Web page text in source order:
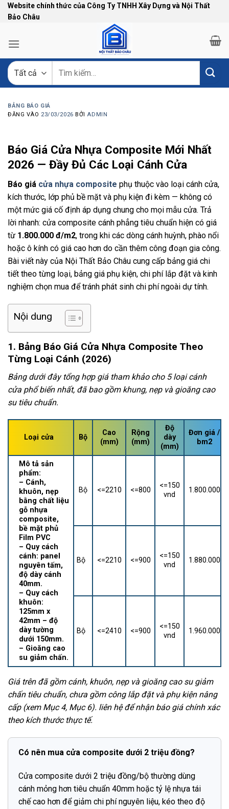
Bỏ
qua
dung
Website chính thức của Công Ty TNHH Xây Dựng và Nội Thất
Bảo Châu
kiếm:
BẢNG BÁO GIÁ
ĐĂNG VÀO 23/03/2026 BỞIADMIN
Báo Giá Cửa Nhựa Composite Mới Nhất
2026 — Đầy Đủ Các Loại Cánh Cửa
Báo giá cửa nhựa composite phụ thuộc vào loại cánh cửa,
kích thước, lớp phủ bề mặt và phụ kiện đi kèm — không có
một mức giá cố định áp dụng chung cho mọi mẫu cửa. Trả
lời nhanh: cửa composite cánh phẳng tiêu chuẩn hiện có giá
từ 1.800.000 đ/m2, trong khi các dòng cánh huỳnh, phào nổi
hoặc ô kính có giá cao hơn do cần thêm công đoạn gia công.
Bài viết này của Nội Thất Bảo Châu cung cấp bảng giá chi
tiết theo từng loại, bảng giá phụ kiện, chi phí lắp đặt và kinh
nghiệm chọn mua để tránh phát sinh chi phí ngoài dự tính.
Nội dung
1. Bảng Báo Giá Cửa Nhựa Composite Theo
Từng Loại Cánh (2026)
Bảng dưới đây tổng hợp giá tham khảo cho 5 loại cánh
cửa phổ biến nhất, đã bao gồm khung, nẹp và gioăng cao
su tiêu chuẩn.
Loại cửa Bộ
Cao
(mm)
Rộng
(mm)
Độ
dày
(mm)
Đơn giá /
bm2
Mô tả sản
phẩm:
– Cánh,
khuôn, nẹp
bằng chất liệu
gỗ nhựa
composite,
bề mặt phủ
Film PVC
– Quy cách
cánh: panel
nguyên tấm,
độ dày cánh
40mm.
– Quy cách
khuôn:
125mm x
42mm – độ
dày tường
dưới 150mm.
– Gioăng cao
su giảm chấn.
Bộ <=2210 <=800
<=150
vnd
1.800.000
Bộ <=2210 <=900
<=150
vnd
1.880.000
Bộ <=2410 <=900
<=150
vnd
1.960.000
Giá trên đã gồm cánh, khuôn, nẹp và gioăng cao su giảm
chấn tiêu chuẩn, chưa gồm công lắp đặt và phụ kiện nâng
cấp (xem Mục 4, Mục 6). liên hệ để nhận báo giá chính xác
theo kích thước thực tế.
Có nên mua cửa composite dưới 2 triệu đồng?
Cửa composite dưới 2 triệu đồng/bộ thường dùng
cánh mỏng hơn tiêu chuẩn 40mm hoặc tỷ lệ nhựa tái
chế cao hơn để giảm chi phí nguyên liệu, kéo theo độ